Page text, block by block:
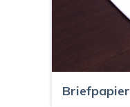
Briefpapier